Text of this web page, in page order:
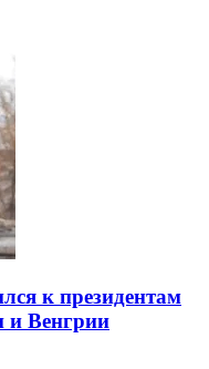
к президентам
и Венгрии